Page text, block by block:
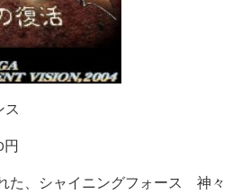
た、シャイニングフォース 神々